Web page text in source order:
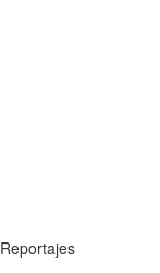
Reportajes